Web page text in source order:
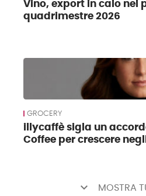
Vino, export in calo nel
quadrimestre 2026
GROCERY
illycaffè sigla un
Coffee per crescere
keyboard_arrow_down MOSTRA